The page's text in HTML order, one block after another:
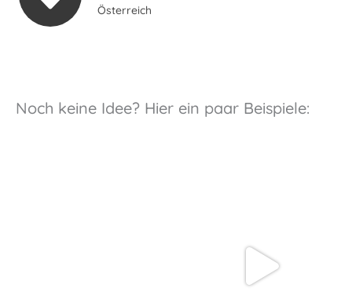
Österreich
Noch keine Idee? Hier ein paar Beispiele: